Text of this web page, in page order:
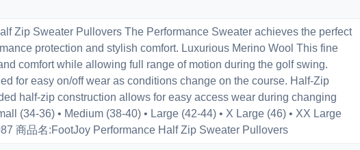
Zip Sweater Pullovers The Performance Sweater achieves the perfect
protection and stylish comfort. Luxurious Merino Wool This fine
comfort while allowing full range of motion during the golf swing.
for easy on/off wear as conditions change on the course. Half-Zip
half-zip construction allows for easy access wear during changing
(34-36) • Medium (38-40) • Large (42-44) • X Large (46) • XX Large
商品名:FootJoy Performance Half Zip Sweater Pullovers